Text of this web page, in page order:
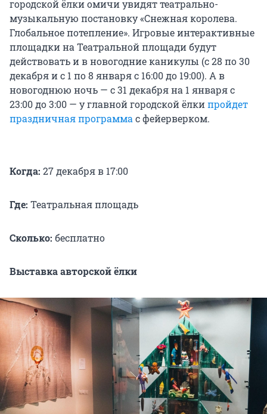
городской ёлки омичи увидят театрально-
музыкальную постановку «Снежная королева.
Глобальное потепление». Игровые интерактивные
площадки на Театральной площади будут
действовать и в новогодние каникулы (с 28 по 30
декабря и с 1 по 8 января с 16:00 до 19:00). А в
новогоднюю ночь — с 31 декабря на 1 января с
23:00 до 3:00 — у главной городской ёлкипройдет
праздничная программа с фейерверком.
Когда: 27 декабря в 17:00
Где: Театральная площадь
Сколько: бесплатно
Выставка авторской ёлки